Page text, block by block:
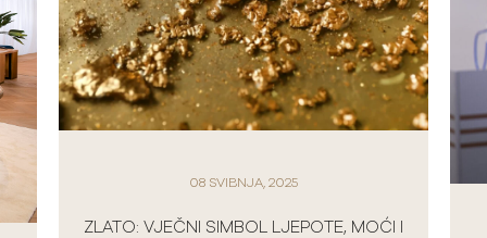
08 SVIBNJA, 2025
ZLATO: VJEČNI SIMBOL LJEPOTE, MOĆI I